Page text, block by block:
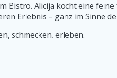
Bistro. Alicija kocht eine
Erlebnis – ganz im Sinne
schmecken, erleben.